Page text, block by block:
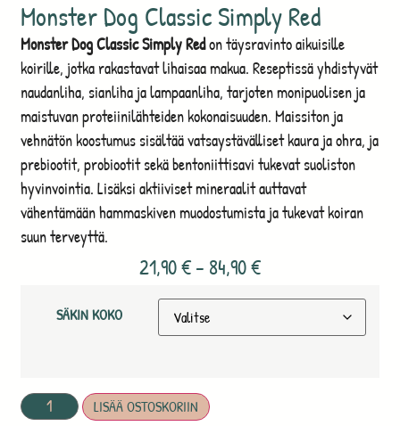
Monster Dog Classic Simply Red
Monster Dog Classic Simply Redon täysravinto aikuisille
koirille, jotka rakastavat lihaisaa makua. Reseptissä yhdistyvät
naudanliha, sianliha ja lampaanliha, tarjoten monipuolisen ja
maistuvan proteiinilähteiden kokonaisuuden. Maissiton ja
vehnätön koostumus sisältää vatsaystävälliset kaura ja ohra, ja
prebiootit, probiootit sekä bentoniittisavi tukevat suoliston
hyvinvointia. Lisäksi aktiiviset mineraalit auttavat
vähentämään hammaskiven muodostumista ja tukevat koiran
suun terveyttä.
21,90€– 84,90€
SÄKIN KOKO
LISÄÄ OSTOSKORIIN